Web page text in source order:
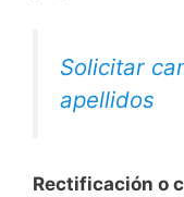
Solicitar
apellidos
Rectificación o